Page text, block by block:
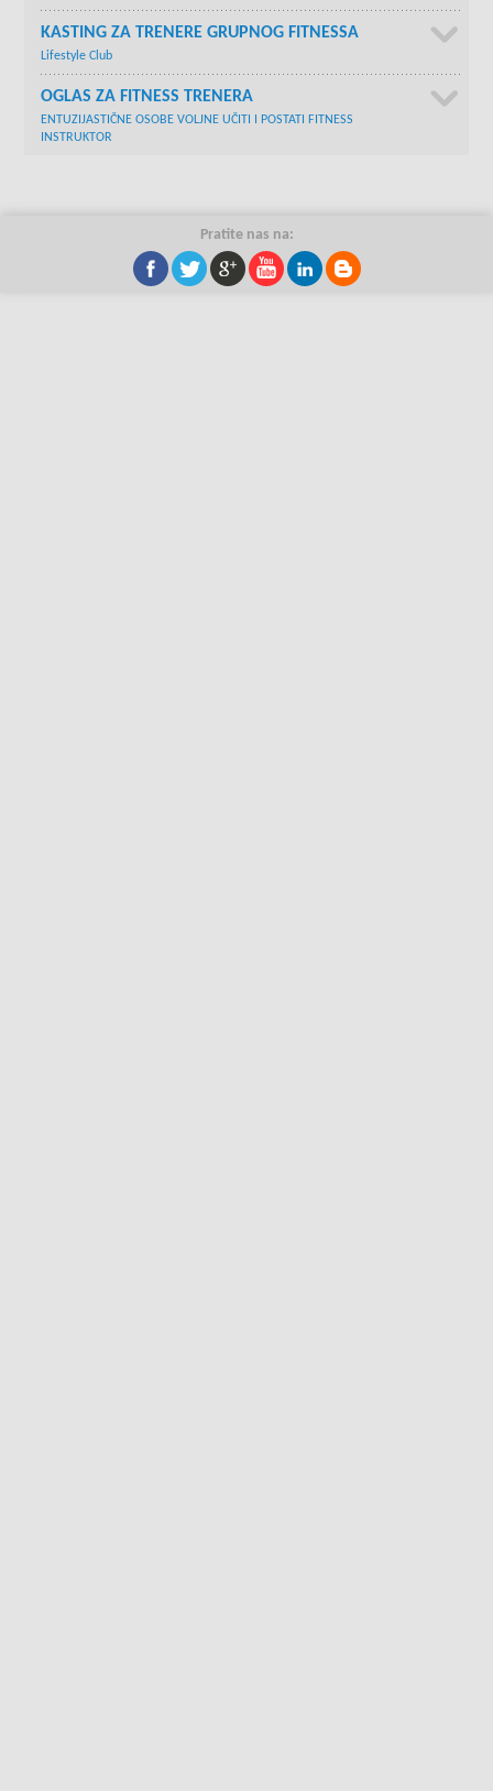
KASTING ZA TRENERE GRUPNOG FITNESSA
Lifestyle Club
OGLAS ZA FITNESS TRENERA
ENTUZIJASTIČNE OSOBE VOLJNE UČITI I POSTATI FITNESS
INSTRUKTOR
Pratite nas na: